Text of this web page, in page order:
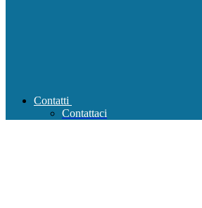
Contatti
Contattaci